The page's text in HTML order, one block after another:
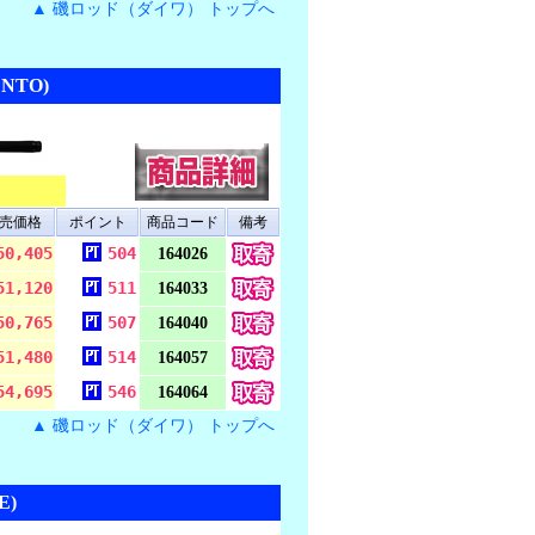
▲ 磯ロッド（ダイワ） トップへ
価格 ポイント 商品コード 備考
504 164026
511 164033
507 164040
514 164057
546
164064
▲ 磯ロッド（ダイワ） トップへ